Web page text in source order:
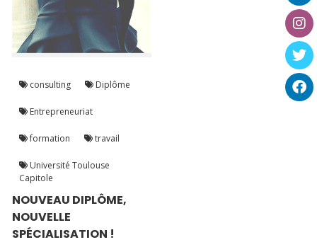
NOUVEAU DIPLÔME,
NOUVELLE
SPÉCIALISATION !
consulting Diplôme
Entrepreneuriat
formation travail
Université Toulouse
Capitole